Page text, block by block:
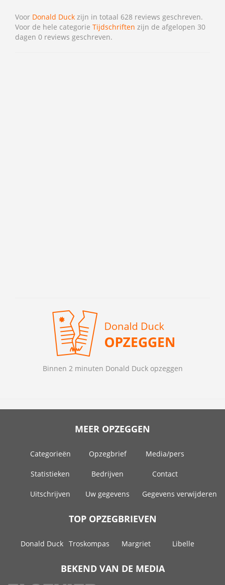
Voor Donald Duck zijn in totaal 628 reviews geschreven.
Voor de hele categorie Tijdschriften zijn de afgelopen 30
dagen 0 reviews geschreven.
Binnen 2 minuten Donald Duck opzeggen
MEER OPZEGGEN
Categorieën Opzegbrief Media/pers
Statistieken Bedrijven Contact
Uitschrijven Uw gegevens Gegevens verwijderen
TOP OPZEGBRIEVEN
Donald Duck Troskompas Margriet Libelle
BEKEND VAN DE MEDIA